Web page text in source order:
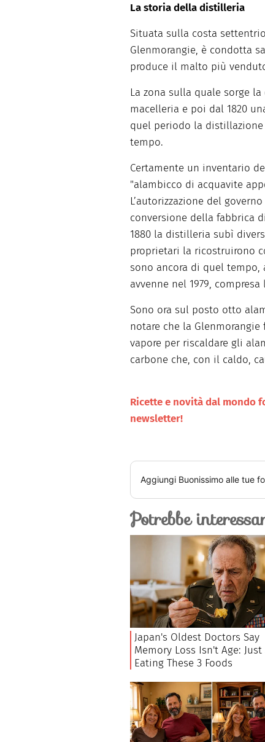
La storia della distilleria
Situata sulla costa
Glenmorangie, è condotta
produce il malto più
La zona sulla quale sorge
macelleria e poi dal 1820
quel periodo la
tempo.
Certamente un inventario
"alambicco di acquavite
L’autorizzazione del
conversione della fabbrica
1880 la distilleria subì
proprietari la ricostruirono
sono ancora di quel
avvenne nel 1979,
Sono ora sul posto otto
notare che la
vapore per riscaldare gli
carbone che, con il caldo,
Ricette e novità dal mondo
newsletter!
Aggiungi Buonissimo alle tue